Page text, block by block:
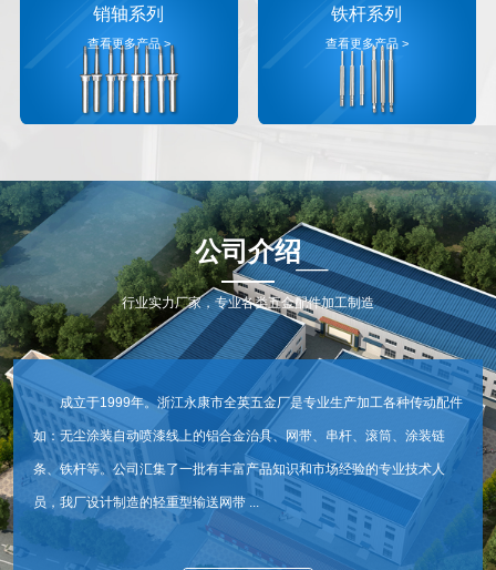
销轴系列
查看更多产品 >
铁杆系列
查看更多产品 >
公司介绍
行业实力厂家，专业各类五金配件加工制造
成立于1999年。浙江永康市全英五金厂是专业生产加工各种传动配件
如：无尘涂装自动喷漆线上的铝合金治具、网带、串杆、滚筒、涂装链
条、铁杆等。公司汇集了一批有丰富产品知识和市场经验的专业技术人
员，我厂设计制造的轻重型输送网带 ...